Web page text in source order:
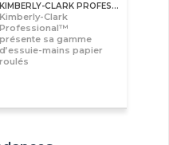
KIMBERLY-CLARK PROFESSIONAL™
Kimberly-Clark
Professional™
présente sa gamme
d’essuie-mains papier
roulés